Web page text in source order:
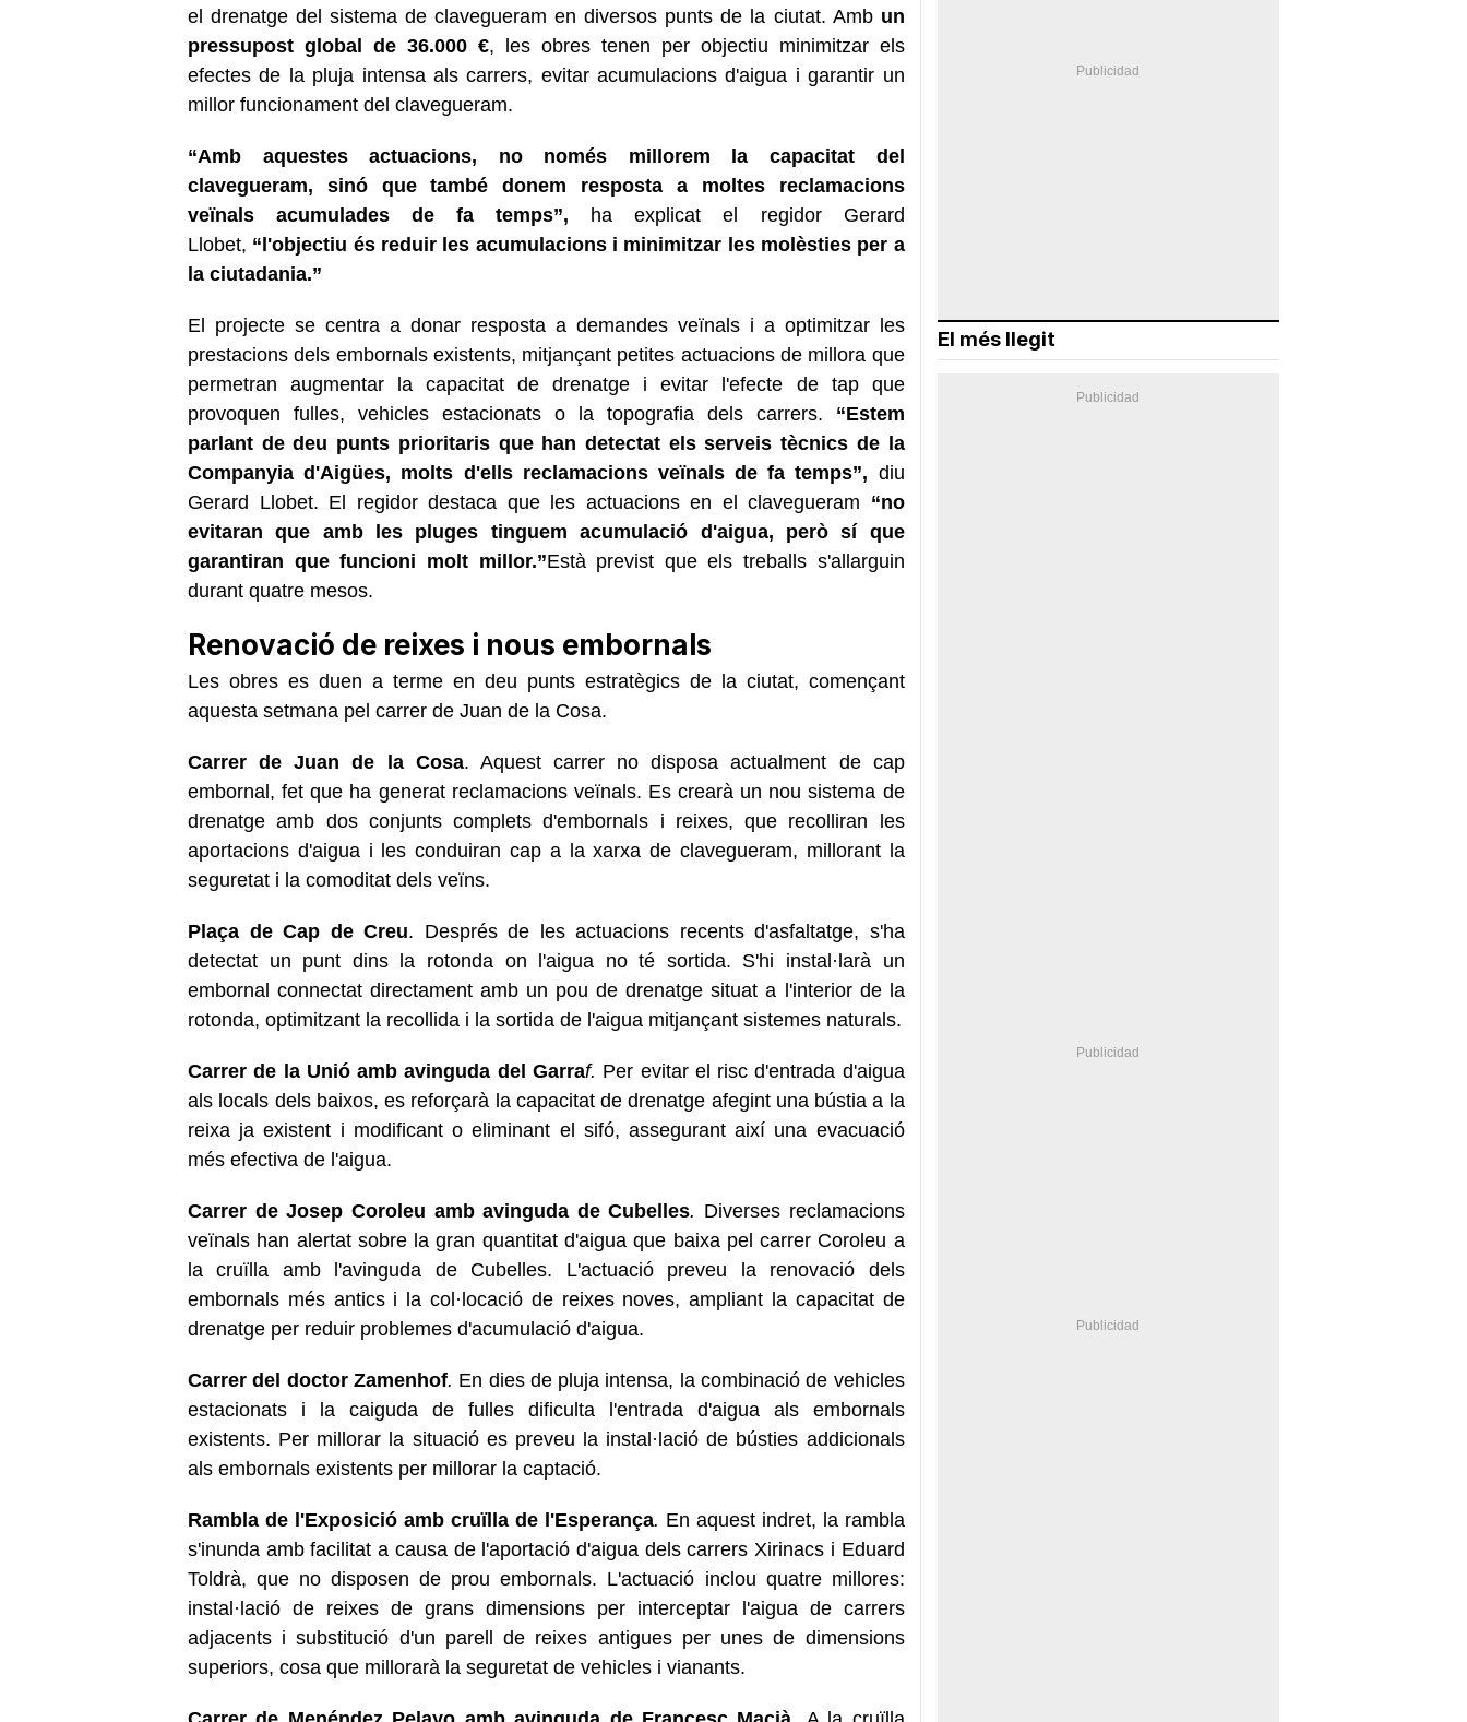
el drenatge del sistema de clavegueram en diversos punts de la ciutat. Ambun
pressupost global de 36.000 €, les obres tenen per objectiu minimitzar els
efectes de la pluja intensa als carrers, evitar acumulacions d'aigua i garantir un
millor funcionament del clavegueram.
“Amb aquestes actuacions, no només millorem la capacitat del
clavegueram, sinó que també donem resposta a moltes reclamacions
veïnals acumulades de fa temps”, ha explicat el regidor Gerard
Llobet, “l'objectiu és reduir les acumulacions i minimitzar les molèsties per a
la ciutadania.”
El projecte se centra a donar resposta a demandes veïnals i a optimitzar les
prestacions dels embornals existents, mitjançant petites actuacions de millora que
permetran augmentar la capacitat de drenatge i evitar l'efecte de tap que
provoquen fulles, vehicles estacionats o la topografia dels carrers. “Estem
parlant de deu punts prioritaris que han detectat els serveis tècnics de la
Companyia d'Aigües, molts d'ells reclamacions veïnals de fa temps”, diu
Gerard Llobet. El regidor destaca que les actuacions en el clavegueram “no
evitaran que amb les pluges tinguem acumulació d'aigua, però sí que
garantiran que funcioni molt millor.”Està previst que els treballs s'allarguin
durant quatre mesos.
Renovació de reixes i nous embornals
Les obres es duen a terme en deu punts estratègics de la ciutat, començant
aquesta setmana pel carrer de Juan de la Cosa.
Carrer de Juan de la Cosa. Aquest carrer no disposa actualment de cap
embornal, fet que ha generat reclamacions veïnals. Es crearà un nou sistema de
drenatge amb dos conjunts complets d'embornals i reixes, que recolliran les
aportacions d'aigua i les conduiran cap a la xarxa de clavegueram, millorant la
seguretat i la comoditat dels veïns.
Plaça de Cap de Creu. Després de les actuacions recents d'asfaltatge, s'ha
detectat un punt dins la rotonda on l'aigua no té sortida. S'hi instal·larà un
embornal connectat directament amb un pou de drenatge situat a l'interior de la
rotonda, optimitzant la recollida i la sortida de l'aigua mitjançant sistemes naturals.
Carrer de la Unió amb avinguda del Garraf. Per evitar el risc d'entrada d'aigua
als locals dels baixos, es reforçarà la capacitat de drenatge afegint una bústia a la
reixa ja existent i modificant o eliminant el sifó, assegurant així una evacuació
més efectiva de l'aigua.
Carrer de Josep Coroleu amb avinguda de Cubelles. Diverses reclamacions
veïnals han alertat sobre la gran quantitat d'aigua que baixa pel carrer Coroleu a
la cruïlla amb l'avinguda de Cubelles. L'actuació preveu la renovació dels
embornals més antics i la col·locació de reixes noves, ampliant la capacitat de
drenatge per reduir problemes d'acumulació d'aigua.
Carrer del doctor Zamenhof. En dies de pluja intensa, la combinació de vehicles
estacionats i la caiguda de fulles dificulta l'entrada d'aigua als embornals
existents. Per millorar la situació es preveu la instal·lació de bústies addicionals
als embornals existents per millorar la captació.
Rambla de l'Exposició amb cruïlla de l'Esperança. En aquest indret, la rambla
s'inunda amb facilitat a causa de l'aportació d'aigua dels carrers Xirinacs i Eduard
Toldrà, que no disposen de prou embornals. L'actuació inclou quatre millores:
instal·lació de reixes de grans dimensions per interceptar l'aigua de carrers
adjacents i substitució d'un parell de reixes antigues per unes de dimensions
superiors, cosa que millorarà la seguretat de vehicles i vianants.
El més llegit